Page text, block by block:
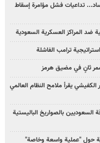
تداعيات فشل مؤامرة إسقاط
ضد المراكز العسكرية السعودية
ترامب الفاشلة
ثانٍ في مضيق هرمز
يقرأ ملامح النظام العالمي
بالصواريخ الباليستية
حول "عملية واسعة وخاصة"